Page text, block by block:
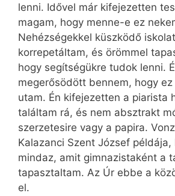
lenni. Idővel már kifejezetten
magam, hogy menne-e ez
Nehézségekkel küszködő
korrepetáltam, és örömmel
hogy segítségükre tudok lenni.
megerősödött bennem, hogy ez
utam. Én kifejezetten a piarista
találtam rá, és nem absztrakt
szerzetesire vagy a papira.
Kalazanci Szent József példája,
mindaz, amit gimnazistaként a
tapasztaltam. Az Úr ebbe a
el.